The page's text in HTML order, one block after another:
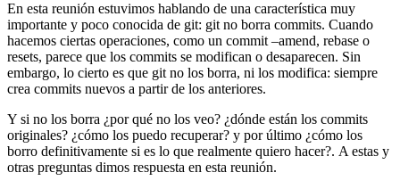
En esta reunión estuvimos hablando de una característica muy
importante y poco conocida de git: git no borra commits. Cuando
hacemos ciertas operaciones, como un commit –amend, rebase o
resets, parece que los commits se modifican o desaparecen. Sin
embargo, lo cierto es que git no los borra, ni los modifica: siempre
crea commits nuevos a partir de los anteriores.
Y si no los borra ¿por qué no los veo? ¿dónde están los commits
originales? ¿cómo los puedo recuperar? y por último ¿cómo los
borro definitivamente si es lo que realmente quiero hacer?. A estas y
otras preguntas dimos respuesta en esta reunión.